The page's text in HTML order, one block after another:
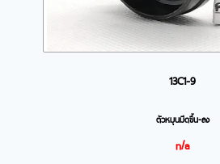
13C1-9
ตัวหมุนมีดขึ้น-ลง
n/a